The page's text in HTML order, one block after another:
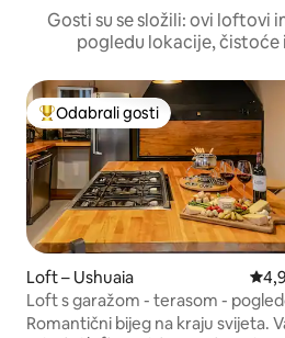
Gosti su se složili: ovi loftovi
pogledu lokacije, čistoće
Među najviše rangiranima s
Odabrali gosti
Loft – Ushuaia
Loft s garažom - terasom -
Beagle u Ushuaii
Romantični bijeg na kraju svijeta.